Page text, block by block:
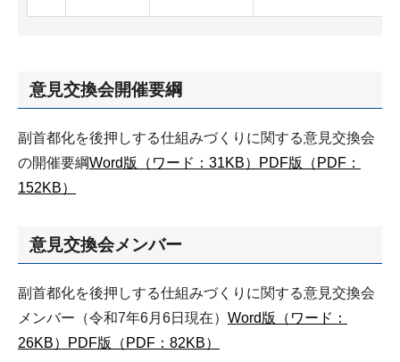
意見交換会開催要綱
副首都化を後押しする仕組みづくりに関する意見交換会
の開催要綱Word版（ワード：31KB）
PDF版（PDF：
152KB）
意見交換会メンバー
副首都化を後押しする仕組みづくりに関する意見交換会
メンバー（令和7年6月6日現在） Word版（ワード：
26KB）
PDF版（PDF：82KB）